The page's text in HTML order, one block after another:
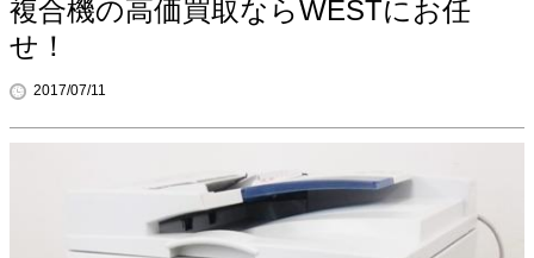
複合機の高価買取ならWESTにお任
せ！
2017/07/11